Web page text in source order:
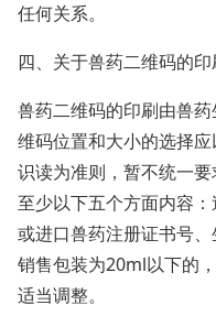
任何关系。
四、关于兽药二维码的印
兽药二维码的印刷由兽
维码位置和大小的选择
识读为准则，暂不统一
至少以下五个方面内容
或进口兽药注册证书号
销售包装为20ml以下的
适当调整。